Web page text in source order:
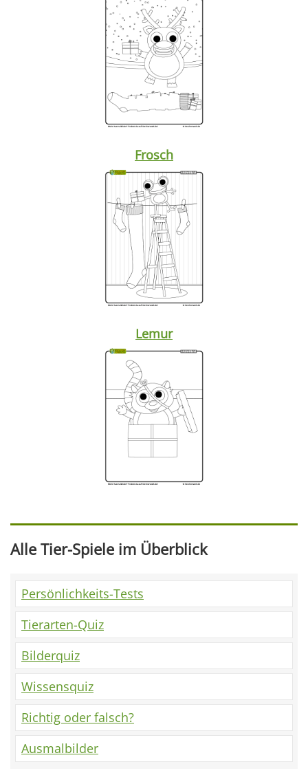
Frosch
Lemur
Alle Tier-Spiele im Überblick
Persönlichkeits-Tests
Tierarten-Quiz
Bilderquiz
Wissensquiz
Richtig oder falsch?
Ausmalbilder